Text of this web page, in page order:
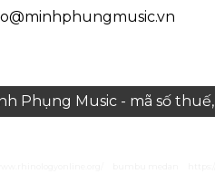
Phụng Music - mã số